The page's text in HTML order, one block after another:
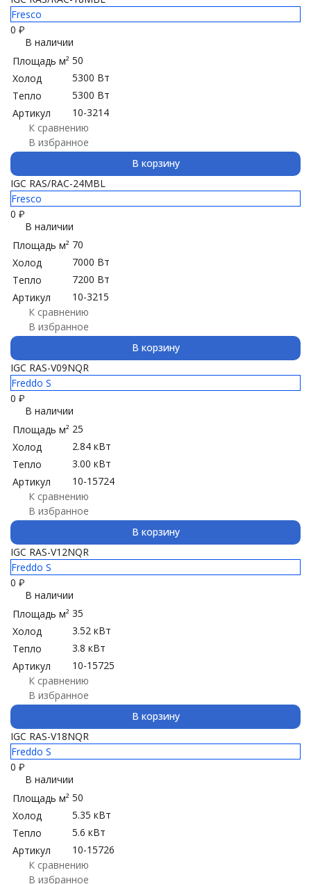
Fresco
0 ₽
В наличии
Площадь м² 50
Холод
5300 Вт
Тепло
5300 Вт
Артикул
10-3214
К сравнению
В избранное
В корзину
IGC RAS/RAC-24MBL
Fresco
0 ₽
В наличии
Площадь м² 70
Холод
7000 Вт
Тепло
7200 Вт
Артикул
10-3215
К сравнению
В избранное
В корзину
IGC RAS-V09NQR
Freddo S
0 ₽
В наличии
Площадь м² 25
Холод
2.84 кВт
Тепло
3.00 кВт
Артикул
10-15724
К сравнению
В избранное
В корзину
IGC RAS-V12NQR
Freddo S
0 ₽
В наличии
Площадь м² 35
Холод
3.52 кВт
Тепло
3.8 кВт
Артикул
10-15725
К сравнению
В избранное
В корзину
IGC RAS-V18NQR
Freddo S
0 ₽
В наличии
Площадь м² 50
Холод
5.35 кВт
Тепло
5.6 кВт
Артикул
10-15726
К сравнению
В избранное